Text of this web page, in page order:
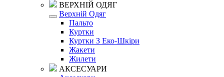
ВЕРХНІЙ ОДЯГ
Верхній Одяг
Пальто
Куртки
Куртки З Еко-Шкіри
Жакети
Жилети
АКСЕСУАРИ